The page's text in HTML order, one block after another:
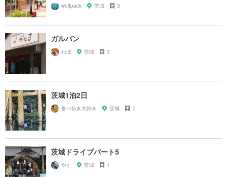
wolfpack 茨城 3
ガルパン
わほ 茨城 3
茨城1泊2日
食べ歩き大好き 茨城 7
茨城ドライブパート5
やす 茨城 1